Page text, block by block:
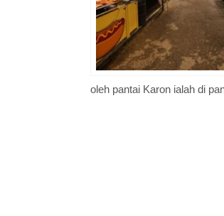
oleh pantai Karon ialah di